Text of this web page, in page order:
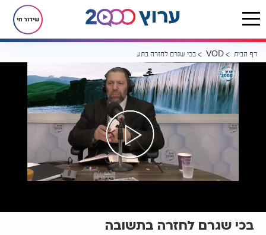
שידור חי
דף הבית VOD בכי שגרם לחזרה בתשובה
בכי שגרם לחזרה בתשובה